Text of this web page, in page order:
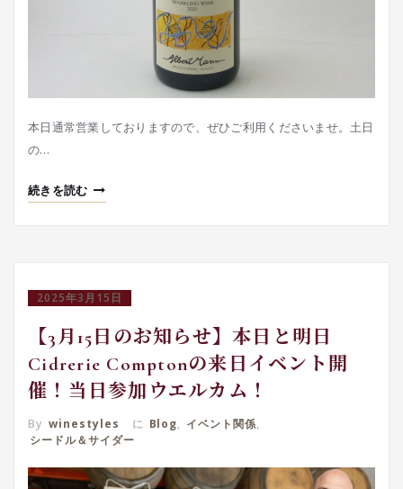
本日通常営業しておりますので、ぜひご利用くださいませ。土日
の…
続きを読む
2025年3月15日
【3月15日のお知らせ】本日と明日
Cidrerie Comptonの来日イベント開
催！当日参加ウエルカム！
By winestyles に Blog, イベント関係,
シードル＆サイダー